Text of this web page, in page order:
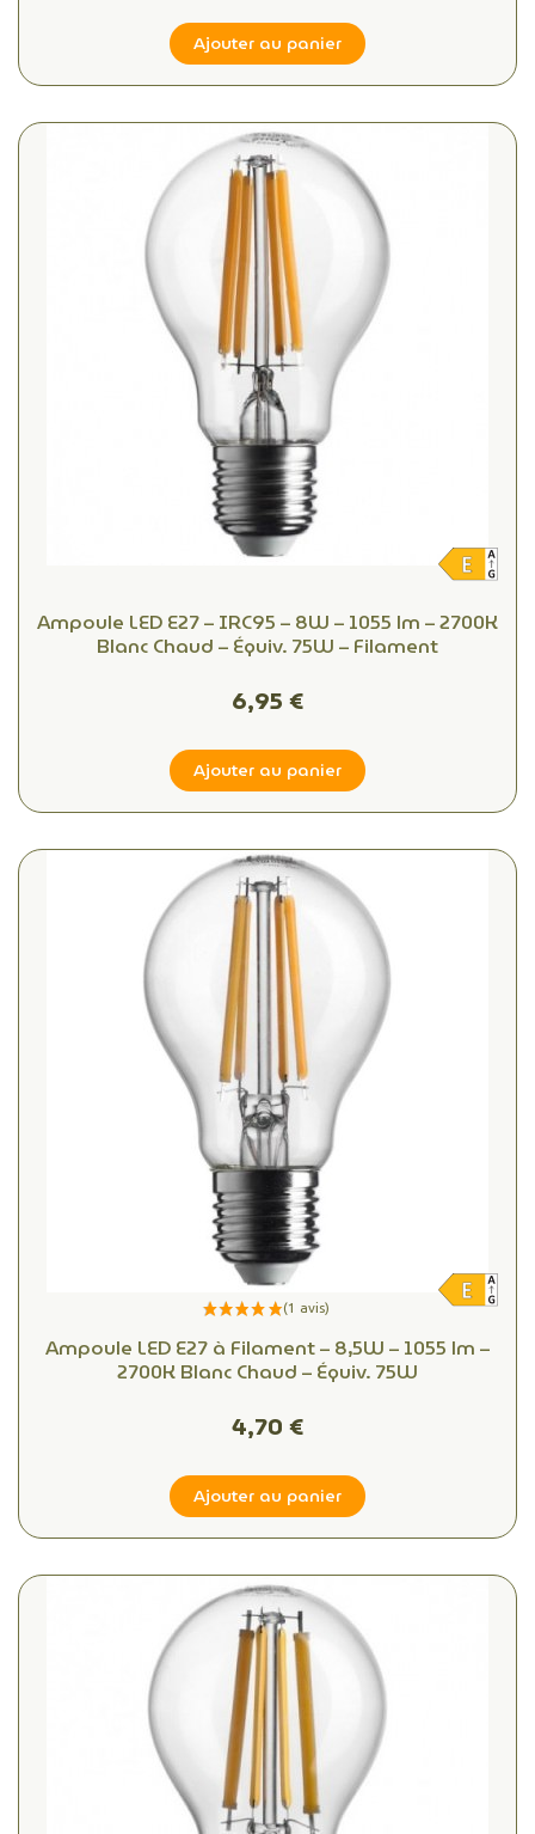
Ajouter au panier
Ampoule LED E27 – IRC95 – 8W – 1055 lm – 2700K
Blanc Chaud – Équiv. 75W – Filament
6,95 €
Ajouter au panier
Ampoule LED E27 à Filament – 8,5W – 1055 lm –
2700K Blanc Chaud – Équiv. 75W
4,70 €
Ajouter au panier